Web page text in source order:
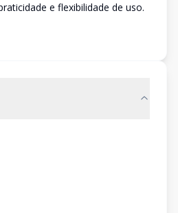
e flexibilidade de uso.